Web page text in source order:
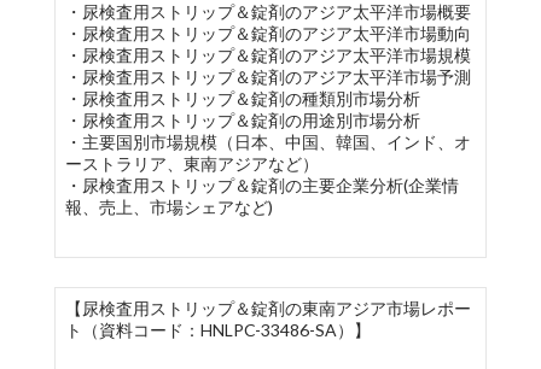
・尿検査用ストリップ＆錠剤のアジア太平洋市場概要
・尿検査用ストリップ＆錠剤のアジア太平洋市場動向
・尿検査用ストリップ＆錠剤のアジア太平洋市場規模
・尿検査用ストリップ＆錠剤のアジア太平洋市場予測
・尿検査用ストリップ＆錠剤の種類別市場分析
・尿検査用ストリップ＆錠剤の用途別市場分析
・主要国別市場規模（日本、中国、韓国、インド、オ
ーストラリア、東南アジアなど）
・尿検査用ストリップ＆錠剤の主要企業分析(企業情
報、売上、市場シェアなど)
【尿検査用ストリップ＆錠剤の東南アジア市場レポー
ト（資料コード：HNLPC-33486-SA）】